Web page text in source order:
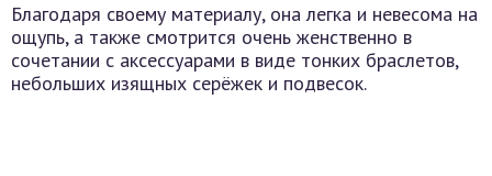
Благодаря своему материалу, она легка и невесома на
ощупь, а также смотрится очень женственно в
сочетании с аксессуарами в виде тонких браслетов,
небольших изящных серёжек и подвесок.